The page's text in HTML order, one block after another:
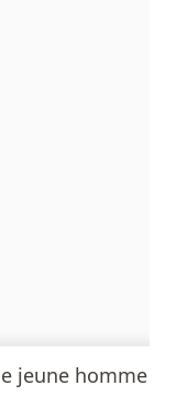
jeune homme